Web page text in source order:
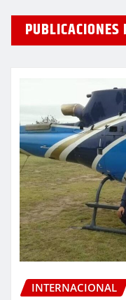
INTERNACIONAL